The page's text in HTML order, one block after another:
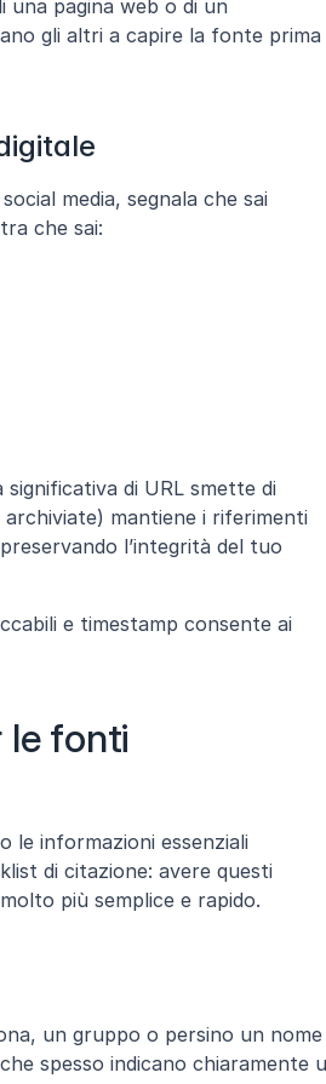
una pagina web o di un
gli altri a capire la fonte prima
media, segnala che sai
che sai:
di URL smette di
mantiene i riferimenti
l’integrità del tuo
e timestamp consente ai
le fonti
le informazioni essenziali
di citazione: avere questi
più semplice e rapido.
un gruppo o persino un nome
spesso indicano chiaramente